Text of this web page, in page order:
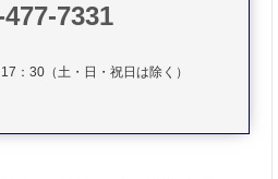
477-7331
：30（土・日・祝日は除く）